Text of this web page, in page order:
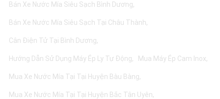
Bán Xe Nước Mía Siêu Sạch Bình Dương
Bán Xe Nước Mía Siêu Sạch Tại Châu Thành
Cân Điện Tử Tại Bình Dương
Hướng Dẫn Sử Dụng Máy Ép Ly Tự Động Mua Máy Ép Cam Inox
Mua Xe Nước Mía Tại Tại Huyện Bàu Bàng
Mua Xe Nước Mía Tại Tại Huyện Bắc Tân Uyên